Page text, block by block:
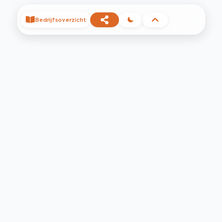
Bedrijfsoverzicht